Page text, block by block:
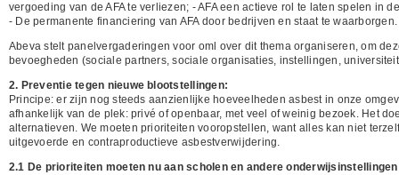
vergoeding van de AFA te verliezen; - AFA een actieve rol te laten spelen in
- De permanente financiering van AFA door bedrijven en staat te waarborgen.
Abeva stelt panelvergaderingen voor oml over dit thema organiseren, om
bevoegheden (sociale partners, sociale organisaties, instellingen,
2. Preventie tegen nieuwe blootstellingen:
Principe: er zijn nog steeds aanzienlijke hoeveelheden asbest in onze
afhankelijk van de plek: privé of openbaar, met veel of weinig bezoek. Het
alternatieven. We moeten prioriteiten vooropstellen, want alles kan niet
uitgevoerde en contraproductieve asbestverwijdering.
2.1 De prioriteiten moeten nu aan scholen en andere